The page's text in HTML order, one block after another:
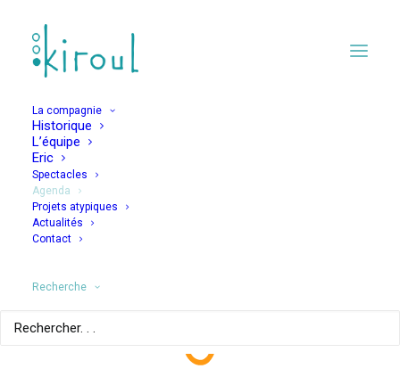
La compagnie
Historique
L’équipe
Eric
Spectacles
Agenda
Projets atypiques
Actualités
Contact
Recherche
JAMAIS JAMAIS –